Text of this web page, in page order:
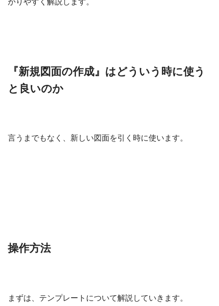
『新規図面の作成』はどういう時に使う
と良いのか
言うまでもなく、新しい図面を引く時に使います。
操作方法
まずは、テンプレートについて解説していきます。